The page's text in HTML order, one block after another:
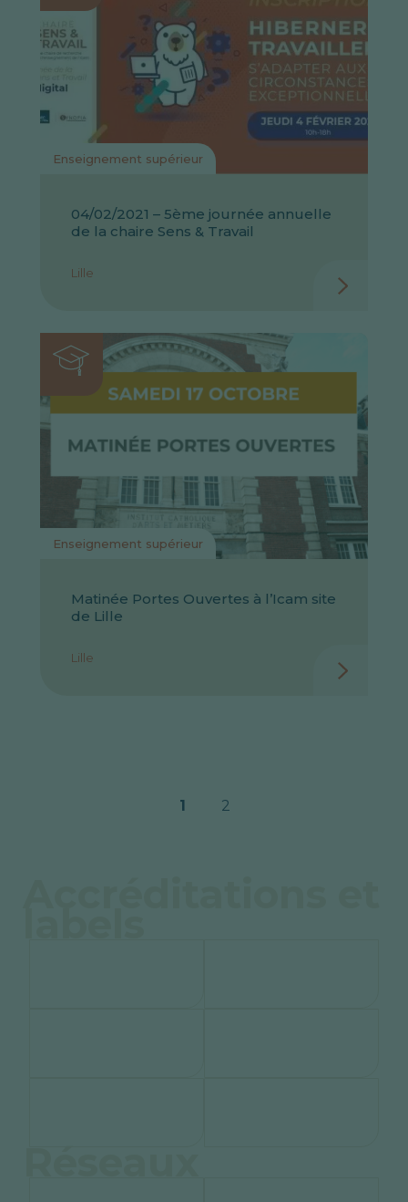
Enseignement supérieur
04/02/2021 – 5ème journée annuelle
de la chaire Sens & Travail
Lille
Enseignement supérieur
Matinée Portes Ouvertes à l’Icam site
de Lille
Lille
1 2